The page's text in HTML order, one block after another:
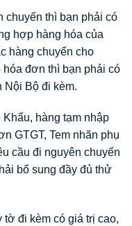
chuyến thì bạn phải có
hợp hàng hóa của
hàng chuyển cho
đơn thì bạn phải có
Nội Bộ đi kèm.
hàng tạm nhập
GTGT, Tem nhãn phụ
cầu đi nguyên chuyến
bổ sung đầy đủ thử
đi kèm có giá trị cao,